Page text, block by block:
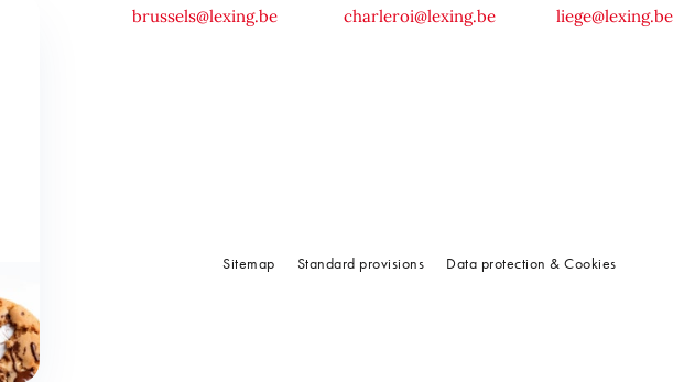
brussels@lexing.be
charleroi@lexing.be
liege@lexing.be
Sitemap Standard provisions Data protection & Cookies